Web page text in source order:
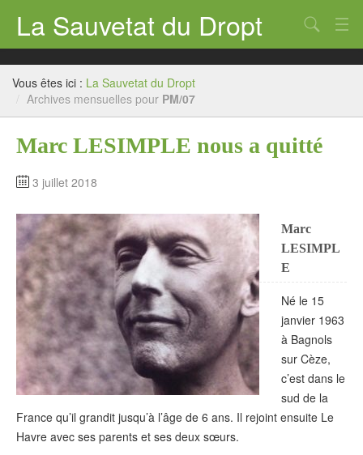
La Sauvetat du Dropt
Accueil
Mairie
Archives
Agenda 2026
Contact
Chercher
Vous êtes ici : La Sauvetat du Dropt
/ Archives mensuelles pour PM/07
Marc LESIMPLE nous a quitté
3 juillet 2018
Marc
LESIMPL
E
Né le 15
janvier 1963
à Bagnols
sur Cèze,
c’est dans le
sud de la
France qu’il grandit jusqu’à l’âge de 6 ans. Il rejoint ensuite Le
Havre avec ses parents et ses deux sœurs.